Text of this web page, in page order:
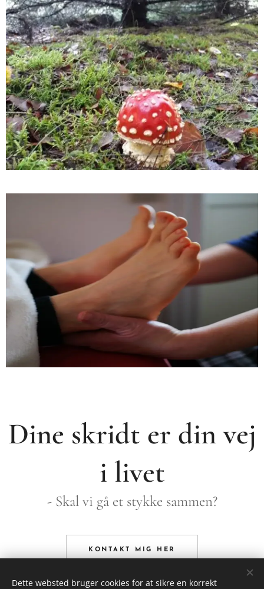
Dine skridt er din vej
i livet
- Skal vi gå et stykke sammen?
KONTAKT MIG HER
Dette websted bruger cookies for at sikre en korrekt